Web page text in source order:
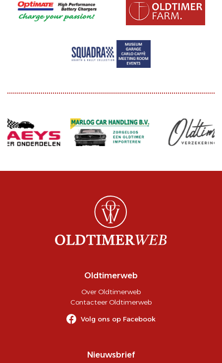
Oldtimerweb
Over Oldtimerweb
Contacteer Oldtimerweb
Volg ons op Facebook
Nieuwsbrief